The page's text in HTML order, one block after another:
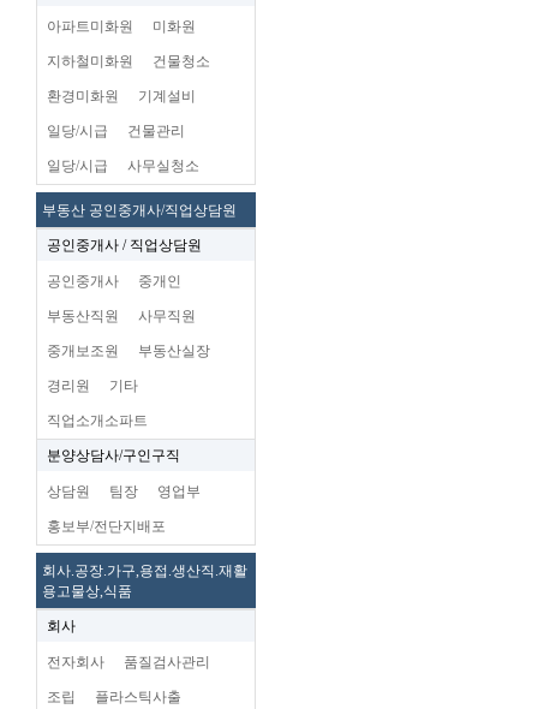
아파트미화원 미화원
지하철미화원 건물청소
환경미화원 기계설비
일당/시급 건물관리
일당/시급 사무실청소
부동산 공인중개사/직업상담원
공인중개사 / 직업상담원
공인중개사 중개인
부동산직원 사무직원
중개보조원 부동산실장
경리원 기타
직업소개소파트
분양상담사/구인구직
상담원 팀장 영업부
홍보부/전단지배포
회사.공장.가구,용접.생산직.재활
용고물상,식품
회사
전자회사 품질검사관리
조립 플라스틱사출